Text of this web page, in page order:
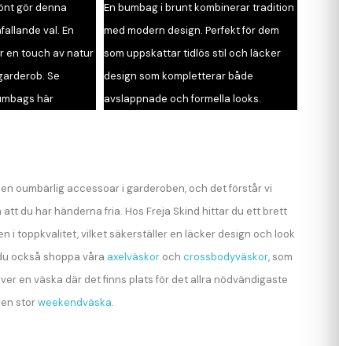
gör denna
val. En
en touch av natur
Se
här
En bumbag i brunt kombinerar tradition
med modern design. Perfekt för dem
som uppskattar tidlös stil och läcker
design som kompletterar både
avslappnade och formella looks.
oumbärlig accessoar i garderoben, och det förstår vi
du har händerna fria. Hos Freja Skind hittar du ett brett
i toppkvalitet, vilket säkerställer en läcker design och look
också shoppa våra axelväskor och crossbodyväskor, som
en väska där det finns plats för det allra nödvändigaste
storweekendväska.